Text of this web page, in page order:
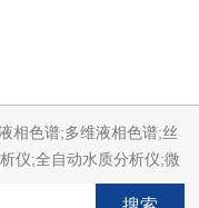
相色谱;多维液相色谱;丝
仪;全自动水质分析仪;微
化系统;全自动固相萃取系